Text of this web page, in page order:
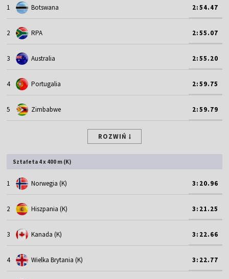
1 Botswana 2:54.47
2 RPA 2:55.07
3 Australia 2:55.20
4 Portugalia 2:59.75
5 Zimbabwe 2:59.79
ROZWIŃ
Sztafeta 4 x 400 m (K)
1 Norwegia (K) 3:20.96
2 Hiszpania (K) 3:21.25
3 Kanada (K) 3:22.66
4 Wielka Brytania (K) 3:22.77